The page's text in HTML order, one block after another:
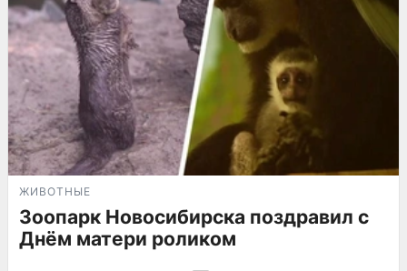
ЖИВОТНЫЕ
Зоопарк Новосибирска поздравил с
Днём матери роликом